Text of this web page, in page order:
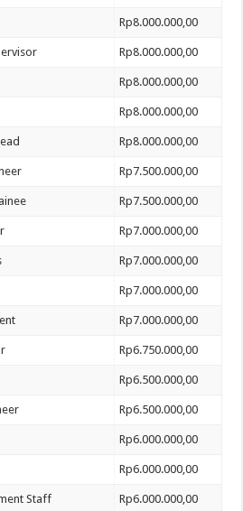
Rp8.000.000,00
Rp8.000.000,00
Rp8.000.000,00
Rp8.000.000,00
Rp8.000.000,00
Rp7.500.000,00
Rp7.500.000,00
Rp7.000.000,00
Rp7.000.000,00
Rp7.000.000,00
Rp7.000.000,00
Rp6.750.000,00
Rp6.500.000,00
Rp6.500.000,00
Rp6.000.000,00
Rp6.000.000,00
Staff Rp6.000.000,00